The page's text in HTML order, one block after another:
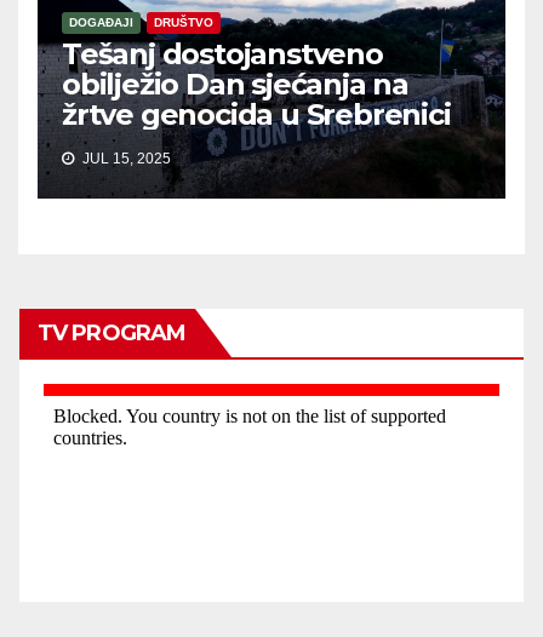
DOGAĐAJI DRUŠTVO
Tešanj dostojanstveno
obilježio Dan sjećanja na
žrtve genocida u Srebrenici
JUL 15, 2025
TV PROGRAM